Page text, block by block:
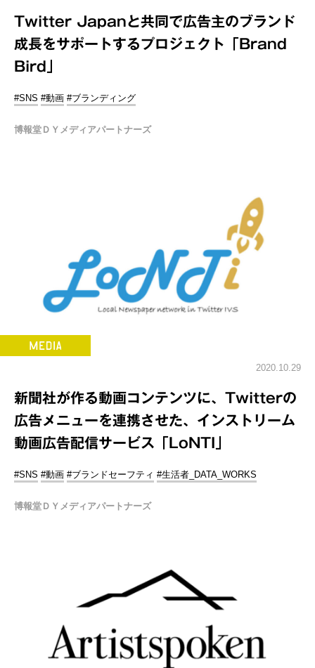
Twitter Japanと共同で広告主のブランド
成長をサポートするプロジェクト「Brand
Bird」
#SNS #動画 #ブランディング
博報堂ＤＹメディアパートナーズ
2020.10.29
新聞社が作る動画コンテンツに、Twitterの
広告メニューを連携させた、インストリーム
動画広告配信サービス「LoNTI」
#SNS #動画 #ブランドセーフティ #生活者_DATA_WORKS
博報堂ＤＹメディアパートナーズ